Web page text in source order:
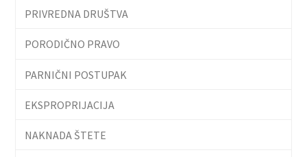
PRIVREDNA DRUŠTVA
PORODIČNO PRAVO
PARNIČNI POSTUPAK
EKSPROPRIJACIJA
NAKNADA ŠTETE